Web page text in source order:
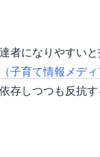
者になりやすい
子育て情報メデ
存しつつも反抗